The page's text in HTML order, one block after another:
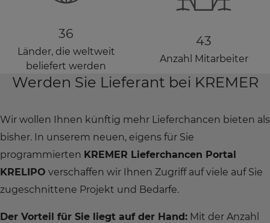
36
Länder, die weltweit
beliefert werden
43
Anzahl Mitarbeiter
Werden Sie Lieferant bei KREMER
Wir wollen Ihnen künftig mehr Lieferchancen bieten als
bisher. In unserem neuen, eigens für Sie
programmierten KREMER Lieferchancen Portal
KRELIPO verschaffen wir Ihnen Zugriff auf viele auf Sie
zugeschnittene Projekt und Bedarfe.
Der Vorteil für Sie liegt auf der Hand: Mit der Anzahl